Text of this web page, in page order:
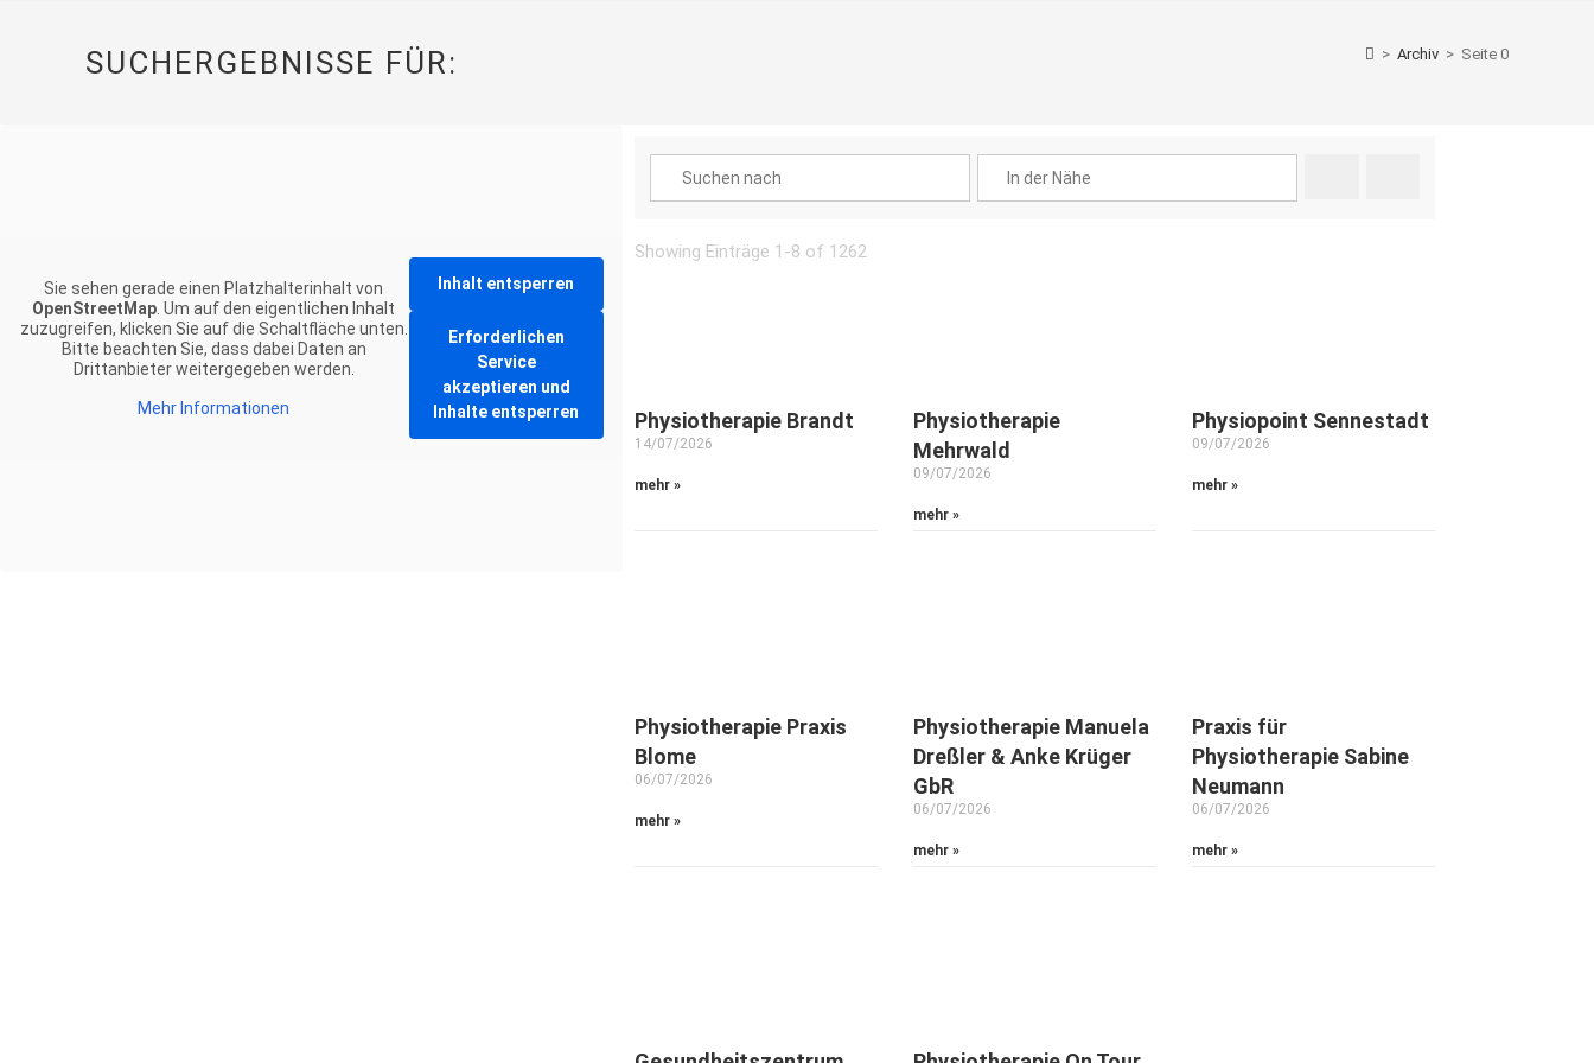
SUCHERGEBNISSE FÜR: > Archiv > Seite 0
Sie sehen gerade einen Platzhalterinhalt von
OpenStreetMap . Um auf den eigentlichen Inhalt
zuzugreifen, klicken Sie auf die Schaltfläche unten.
Bitte beachten Sie, dass dabei Daten an
Drittanbieter weitergegeben werden.
Mehr Informationen
Inhalt entsperren
Erforderlichen
Service
akzeptieren und
Inhalte entsperren
Showing Einträge 1-8 of 1262
Physiotherapie Brandt
14/07/2026
mehr »
Physiotherapie
Mehrwald
09/07/2026
mehr »
Physiopoint Sennestadt
09/07/2026
mehr »
Physiotherapie Praxis
Blome
06/07/2026
mehr »
Physiotherapie Manuela
Dreßler & Anke Krüger
GbR
06/07/2026
mehr »
Praxis für
Physiotherapie Sabine
Neumann
06/07/2026
mehr »